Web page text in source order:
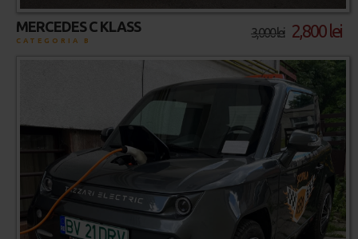
3,000 lei 2,800 lei
MERCEDES C KLASS
CATEGORIA B